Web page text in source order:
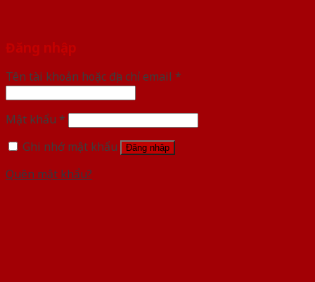
Đăng nhập
Tên tài khoản hoặc địa chỉ email *
Mật khẩu *
Ghi nhớ mật khẩu
Đăng nhập
Quên mật khẩu?